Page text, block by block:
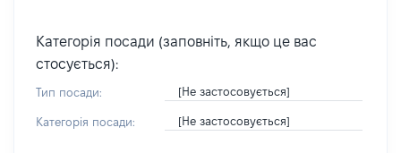
Категорія посади (заповніть, якщо це вас
стосується):
Тип посади: [Не застосовується]
Категорія посади: [Не застосовується]